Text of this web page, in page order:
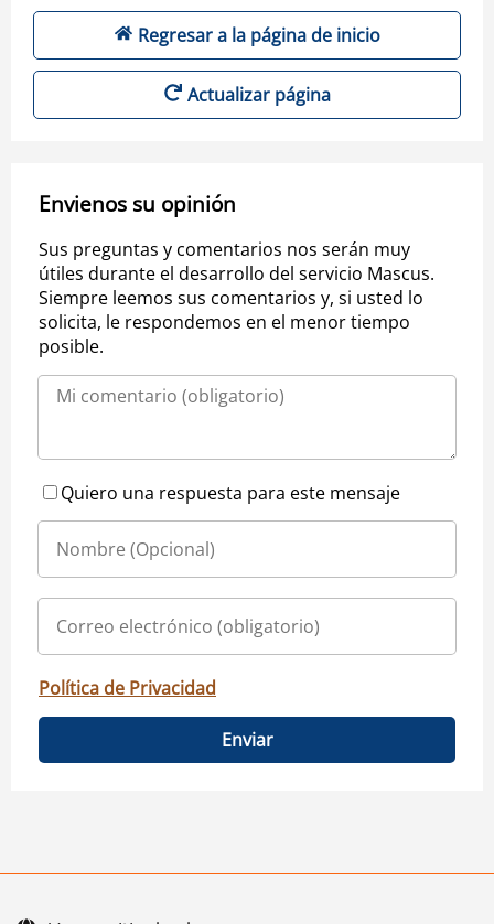
Regresar a la página de inicio
Actualizar página
Envienos su opinión
Sus preguntas y comentarios nos serán muy
útiles durante el desarrollo del servicio Mascus.
Siempre leemos sus comentarios y, si usted lo
solicita, le respondemos en el menor tiempo
posible.
Quiero una respuesta para este mensaje
Política de Privacidad
Enviar